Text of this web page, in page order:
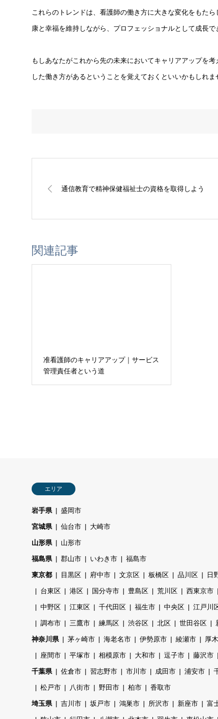
これらのトレンドは、看護師の働き方に大きな変化をもた
康と幸福を維持しながら、プロフェッショナルとして成長
もしあなたがこれから先の未来においてキャリアアップを
した働き方があるということを覚えておくといいかもしれま
通信教育で精神保健福祉士の資格を取得しよう
関連記事
准看護師のキャリアアップ｜サービス
管理責任者という道
エリア
岩手県 盛岡市
宮城県 仙台市 大崎市
山形県 山形市
福島県 郡山市 いわき市 福島市
東京都 目黒区 府中市 文京区 板橋区 品川区 日
台東区 港区 国分寺市 豊島区 荒川区 西東京市
中野区 江東区 千代田区 福生市 中央区 江戸川
調布市 三鷹市 練馬区 渋谷区 北区 世田谷区
神奈川県 茅ヶ崎市 海老名市 伊勢原市 綾瀬市 厚
座間市 平塚市 相模原市 大和市 逗子市 藤沢市
千葉県 佐倉市 習志野市 市川市 成田市 浦安市
松戸市 八街市 野田市 柏市 香取市
埼玉県 吉川市 坂戸市 鴻巣市 所沢市 新座市 富